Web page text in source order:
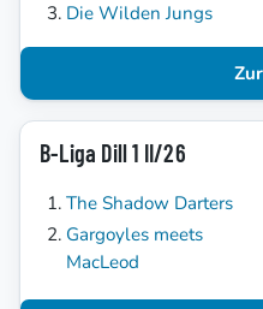
Die Wilden Jungs
B-Liga Dill 1 II/26
The Shadow Darters
Gargoyles meets
MacLeod